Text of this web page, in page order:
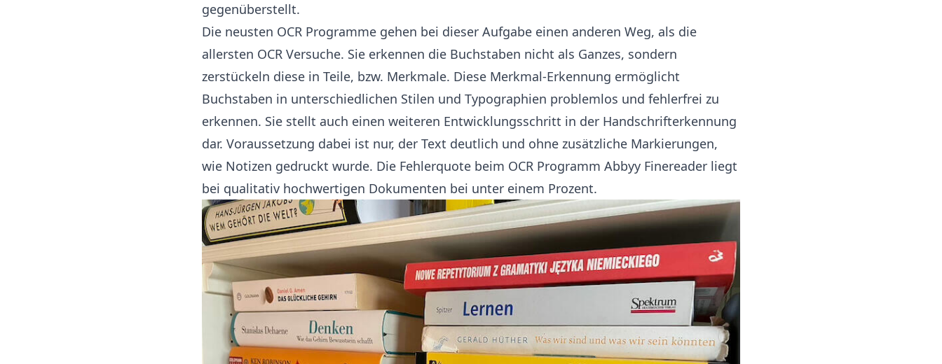
gegenüberstellt.
Die neusten OCR Programme gehen bei dieser Aufgabe einen anderen Weg, als die
allersten OCR Versuche. Sie erkennen die Buchstaben nicht als Ganzes, sondern
zerstückeln diese in Teile, bzw. Merkmale. Diese Merkmal-Erkennung ermöglicht
Buchstaben in unterschiedlichen Stilen und Typographien problemlos und fehlerfrei zu
erkennen. Sie stellt auch einen weiteren Entwicklungsschritt in der Handschrifterkennung
dar. Voraussetzung dabei ist nur, der Text deutlich und ohne zusätzliche Markierungen,
wie Notizen gedruckt wurde. Die Fehlerquote beim OCR Programm Abbyy Finereader liegt
bei qualitativ hochwertigen Dokumenten bei unter einem Prozent.